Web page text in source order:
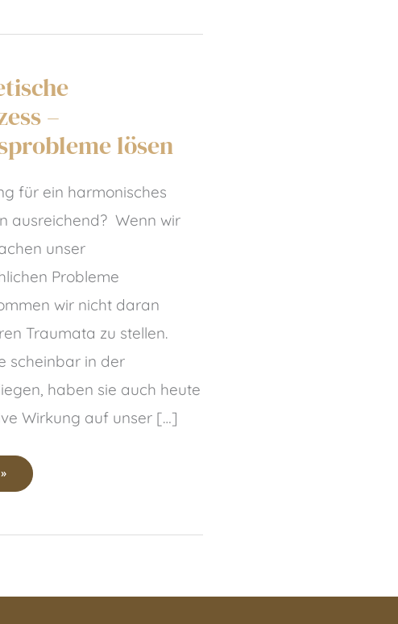
–
lösen
für ein harmonisches
ausreichend? Wenn wir
unser
Probleme
wir nicht daran
Traumata zu stellen.
scheinbar in der
haben sie auch heute
Wirkung auf unser […]